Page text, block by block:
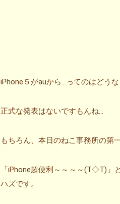
iPhone５がauから…ってのはどう
正式な発表はないですもんね…
もちろん、本日のねこ事務所の第
「iPhone超便利～～～～(T◇T)」
ハズです。